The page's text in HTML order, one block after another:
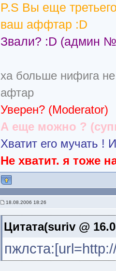
P.S Вы еще
ваш аффтар :D
Звали? :D (админ
ха больше нифига
афтар
Уверен? (Moderator)
А еще можно ?
Хватит его мучать !
Не хватит. я тоже
18.08.2006 18:26
Цитата(suriv @